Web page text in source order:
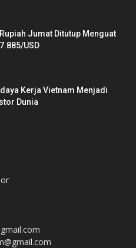
Jumat Ditutup Menguat
USD
Kerja Vietnam Menjadi
Dunia